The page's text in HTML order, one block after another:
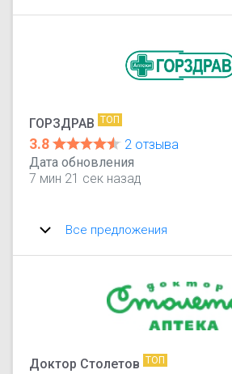
ГОРЗДРАВ ТОП
3.8
2 отзыва
Дата обновления
7 мин 21 сек назад
Все предложения
Доктор Столетов ТОП